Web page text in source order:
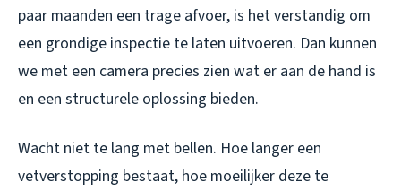
paar maanden een trage afvoer, is het verstandig om
een grondige inspectie te laten uitvoeren. Dan kunnen
we met een camera precies zien wat er aan de hand is
en een structurele oplossing bieden.
Wacht niet te lang met bellen. Hoe langer een
vetverstopping bestaat, hoe moeilijker deze te